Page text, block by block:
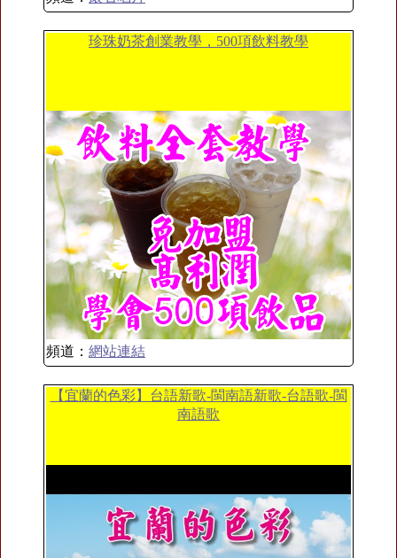
珍珠奶茶創業教學，500項飲料教學
頻道： 網站連結
【宜蘭的色彩】台語新歌-閩南語新歌-台語歌-閩
南語歌